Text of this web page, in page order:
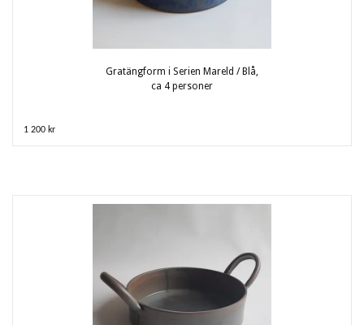
Gratängform i Serien Mareld / Blå,
ca 4 personer
1 200 kr